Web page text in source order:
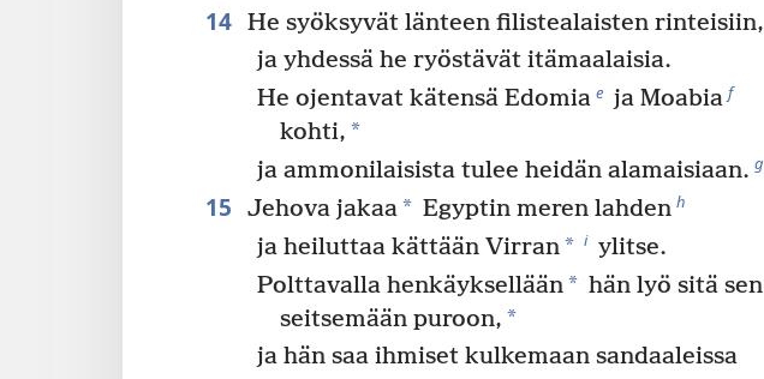
14 He syöksyvät länteen filistealaisten rinteisiin,
ja yhdessä he ryöstävät itämaalaisia.
He ojentavat kätensä Edomia e ja Moabia f
kohti, *
ja ammonilaisista tulee heidän alamaisiaan. g
15 Jehova jakaa* Egyptin meren lahden h
ja heiluttaa kättään Virran* i ylitse.
Polttavalla henkäyksellään* hän lyö sitä sen
seitsemään puroon, *
ja hän saa ihmiset kulkemaan sandaaleissa